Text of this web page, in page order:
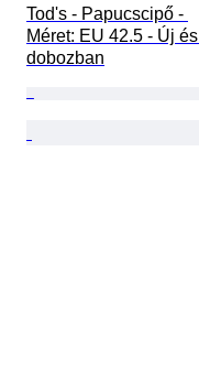
Tod's - Papucscipő -
Méret: EU 42.5 - Új és
dobozban